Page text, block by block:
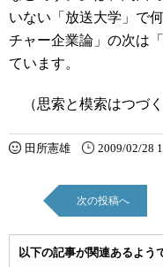
いない「放送大学」 で
チャー企業論」の次は
ています。
（思索と模索はつづ
田所憲雄 2009/02/28
次の投稿へ
以下の記事が関連あるよう